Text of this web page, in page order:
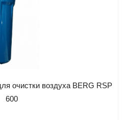
очистки воздуха BERG RSP
600